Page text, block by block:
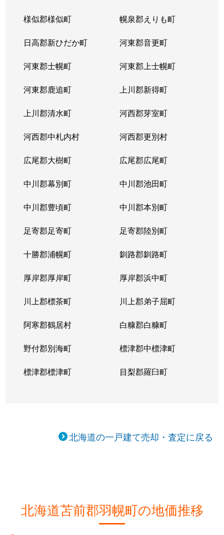
様似郡様似町 幌泉郡えりも町
日高郡新ひだか町 河東郡音更町
河東郡士幌町 河東郡上士幌町
河東郡鹿追町 上川郡新得町
上川郡清水町 河西郡芽室町
河西郡中札内村 河西郡更別村
広尾郡大樹町 広尾郡広尾町
中川郡幕別町 中川郡池田町
中川郡豊頃町 中川郡本別町
足寄郡足寄町 足寄郡陸別町
十勝郡浦幌町 釧路郡釧路町
厚岸郡厚岸町 厚岸郡浜中町
川上郡標茶町 川上郡弟子屈町
阿寒郡鶴居村 白糠郡白糠町
野付郡別海町 標津郡中標津町
標津郡標津町 目梨郡羅臼町
北海道の一戸建て売却・査定に戻る
北海道苫前郡羽幌町の地価推移